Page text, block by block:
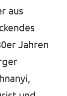
aus
Jahren